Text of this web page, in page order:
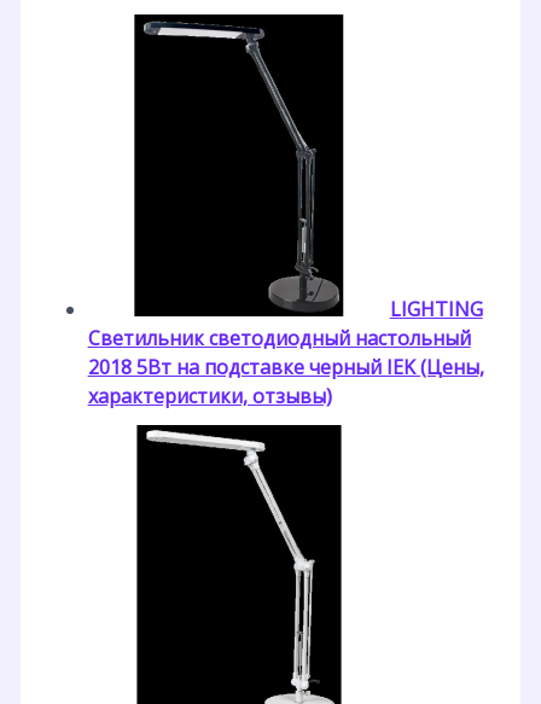
LIGHTING
Светильник светодиодный настольный
2018 5Вт на подставке черный IEK (Цены,
характеристики, отзывы)